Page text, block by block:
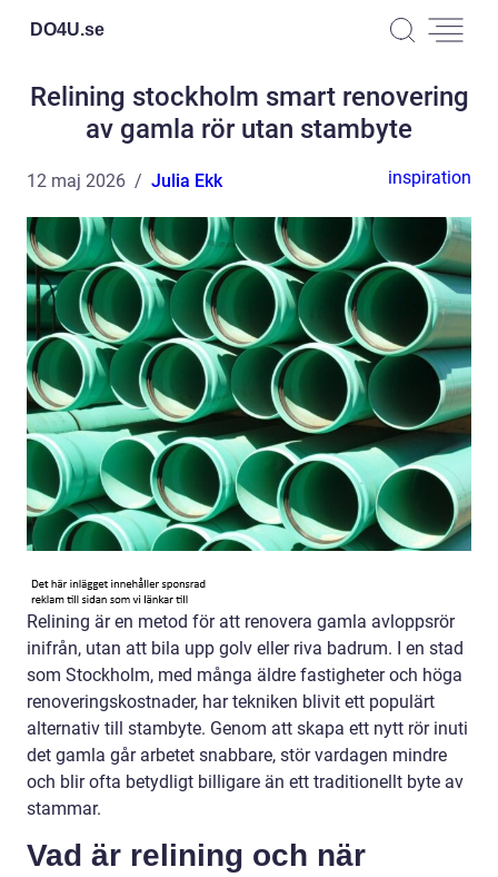
DO4U.se
Relining stockholm smart renovering
av gamla rör utan stambyte
12 maj 2026 Julia Ekk inspiration
Relining är en metod för att renovera gamla avloppsrör
inifrån, utan att bila upp golv eller riva badrum. I en stad
som Stockholm, med många äldre fastigheter och höga
renoveringskostnader, har tekniken blivit ett populärt
alternativ till stambyte. Genom att skapa ett nytt rör inuti
det gamla går arbetet snabbare, stör vardagen mindre
och blir ofta betydligt billigare än ett traditionellt byte av
stammar.
Vad är relining och när